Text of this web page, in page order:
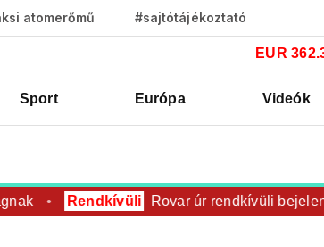
atomerőmű #sajtótájékoztató
EUR
Sport Európa Videók
Rendkívüli Rovar úr rendkívüli